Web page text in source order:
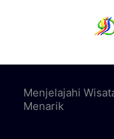
Menjelajahi
Menarik